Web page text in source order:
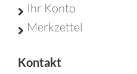
Ihr Konto
Merkzettel
Kontakt